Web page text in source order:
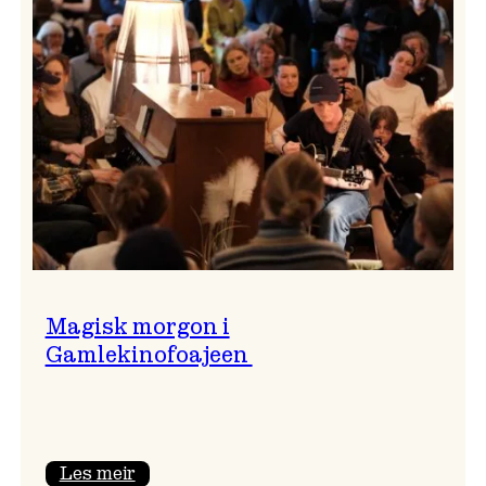
of
ULD
Magisk morgon i
Gamlekinofoajeen
Les meir: